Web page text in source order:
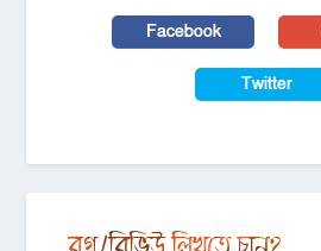
Facebook
Twitter